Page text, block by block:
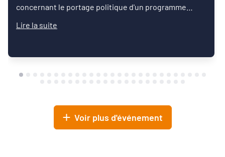
concernant le portage politique d'un programme
Lire la suite
Voir plus d'événement